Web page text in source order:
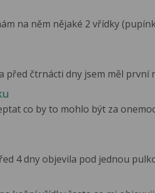
na něm nějaké 2 vřídky
před čtrnácti dny jsem měl první
co by to mohlo být za
4 dny objevila pod jednou